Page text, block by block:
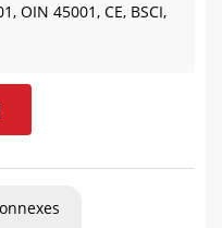
OIN 45001, CE, BSCI,